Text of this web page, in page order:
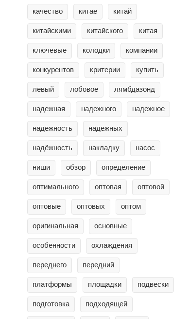
качество китае китай
китайскими китайского китая
ключевые колодки компании
конкурентов критерии купить
левый лобовое лямбдазонд
надежная надежного надежное
надежность надежных
надёжность накладку насос
ниши обзор определение
оптимального оптовая оптовой
оптовые оптовых оптом
оригинальная основные
особенности охлаждения
переднего передний
платформы площадки подвески
подготовка подходящей